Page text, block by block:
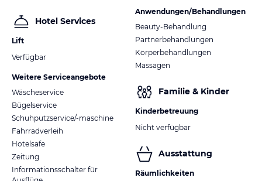
Hotel Services
Lift
Verfügbar
Weitere Serviceangebote
Wäscheservice
Bügelservice
Schuhputzservice/-maschine
Fahrradverleih
Hotelsafe
Zeitung
Informationsschalter für
Anwendungen/Behandlungen
Beauty-Behandlung
Partnerbehandlungen
Körperbehandlungen
Massagen
Familie & Kinder
Kinderbetreuung
Nicht verfügbar
Ausstattung
Räumlichkeiten